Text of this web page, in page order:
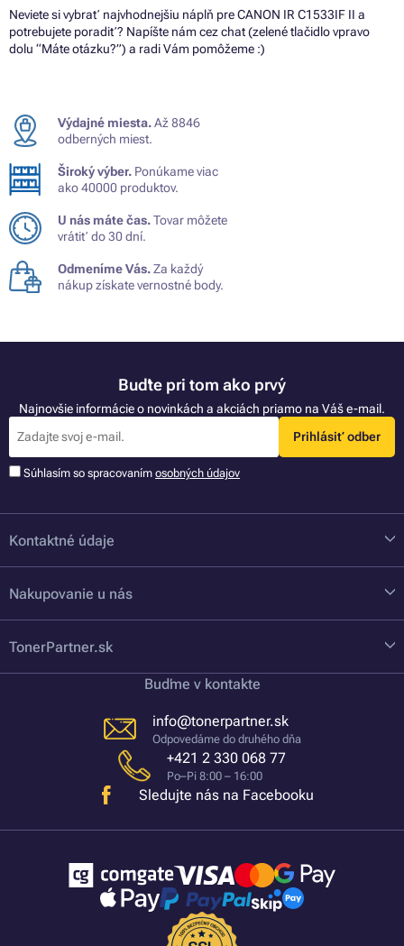
Neviete si vybrať najvhodnejšiu náplň pre CANON IR C1533IF II a
potrebujete poradiť? Napíšte nám cez chat (zelené tlačidlo vpravo
dolu “Máte otázku?”) a radi Vám pomôžeme :)
Výdajné miesta.Až 8846
odberných miest.
Široký výber. Ponúkame viac
ako 40000 produktov.
U nás máte čas.Tovar môžete
vrátiť do 30 dní.
Odmeníme Vás.Za každý
nákup získate vernostné body.
Buďte pri tom ako prvý
Najnovšie informácie o novinkách a akciách priamo na Váš e-mail.
Prihlásiť odber
Súhlasím so spracovaním osobných údajov
Kontaktné údaje
Nakupovanie u nás
TonerPartner.sk
Buďme v kontakte
info@tonerpartner.sk
Odpovedáme do druhého dňa
+421 2 330 068 77
Po–Pi 8:00 – 16:00
Sledujte nás na Facebooku